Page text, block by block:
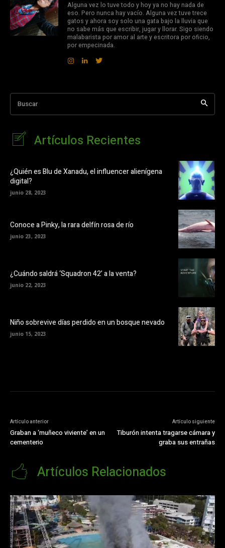
Alguna vez lo tuve todo y hoy ya no hay nada de
eso. Pero nunca hay vacío. Alguna vez tuve trece
gatos y ahora soy solo una gata bajo la lluvia que
no sabe más que escribir, jugar y llorar. Sigo siendo
malabarista por amor al arte y escritora por oficio,
por empecinada.
Buscar
Artículos Recientes
¿Quién es Blu de Xanadu, el influencer alienígena
digital?
junio 28, 2023
Conoce a Pinky, la rara delfín rosa de río
junio 23, 2023
¿Cuándo saldrá ‘Squadron 42’ a la venta?
junio 22, 2023
Niño sobrevive días perdido en un bosque nevado
junio 15, 2023
Artículo anterior
Graban a ‘muñeco viviente’ en un
cementerio
Artículo siguiente
Tiburón intenta tragarse cámara y
graba sus entrañas
Artículos Relacionados